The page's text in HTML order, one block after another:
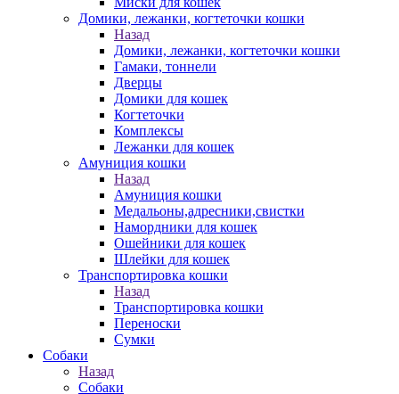
Домики, лежанки, когтеточки кошки
Назад
Домики, лежанки, когтеточки кошки
Гамаки, тоннели
Дверцы
Домики для кошек
Когтеточки
Комплексы
Лежанки для кошек
Амуниция кошки
Назад
Амуниция кошки
Медальоны,адресники,свистки
Намордники для кошек
Ошейники для кошек
Шлейки для кошек
Транспортировка кошки
Назад
Транспортировка кошки
Переноски
Сумки
Собаки
Назад
Собаки